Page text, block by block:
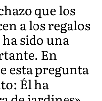
que los
a los regalos
sido una
En
esta pregunta
Él ha